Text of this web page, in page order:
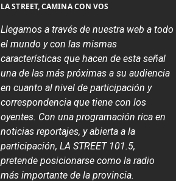
LA STREET, CAMINA CON VOS
Llegamos a través de nuestra web a todo
el mundo y con las mismas
características que hacen de esta señal
una de las más próximas a su audiencia
en cuanto al nivel de participación y
correspondencia que tiene con los
oyentes. Con una programación rica en
noticias reportajes, y abierta a la
participación, LA STREET 101.5,
pretende posicionarse como la radio
más importante de la provincia.